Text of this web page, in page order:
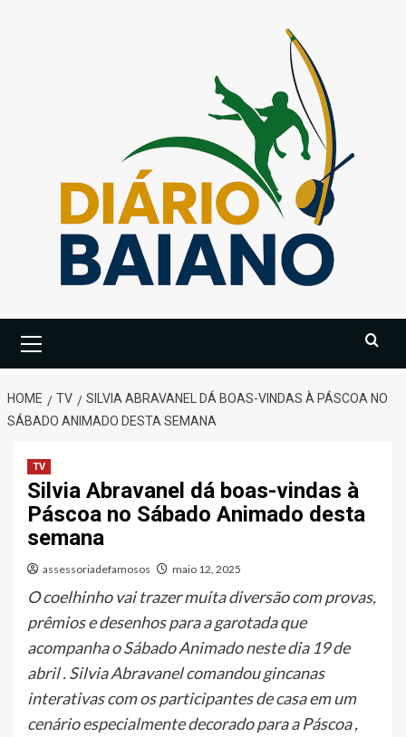
Menu
HOME TV
SILVIA ABRAVANEL DÁ BOAS-VINDAS À PÁSCOA NO
SÁBADO ANIMADO DESTA SEMANA
TV
Silvia Abravanel dá boas-vindas à
Páscoa no Sábado Animado desta
semana
assessoriadefamosos maio 12, 2025
O coelhinho vai trazer muita diversão com provas,
prêmios e desenhos para a garotada que
acompanha o Sábado Animado neste dia 19 de
abril . Silvia Abravanel comandou gincanas
interativas com os participantes de casa em um
cenário especialmente decorado para a Páscoa ,